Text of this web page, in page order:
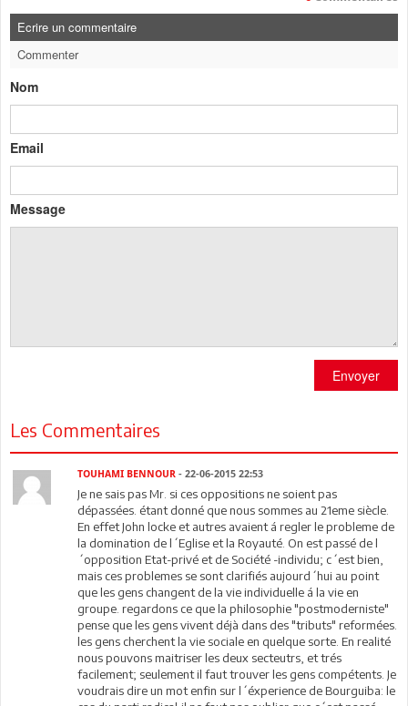
Ecrire un commentaire
Commenter
Nom
Email
Message
Envoyer
Les Commentaires
TOUHAMI BENNOUR - 22-06-2015 22:53
Je ne sais pas Mr. si ces oppositions ne soient pas
dépassées. étant donné que nous sommes au 21eme siècle.
En effet John locke et autres avaient á regler le probleme de
la domination de l´Eglise et la Royauté. On est passé de l
´opposition Etat-privé et de Société -individu; c´est bien,
mais ces problemes se sont clarifiés aujourd´hui au point
que les gens changent de la vie individuelle á la vie en
groupe. regardons ce que la philosophie "postmoderniste"
pense que les gens vivent déjà dans des "tributs" reformées.
les gens cherchent la vie sociale en quelque sorte. En realité
nous pouvons maitriser les deux secteutrs, et trés
facilement; seulement il faut trouver les gens compétents. Je
voudrais dire un mot enfin sur l´éxperience de Bourguiba: le